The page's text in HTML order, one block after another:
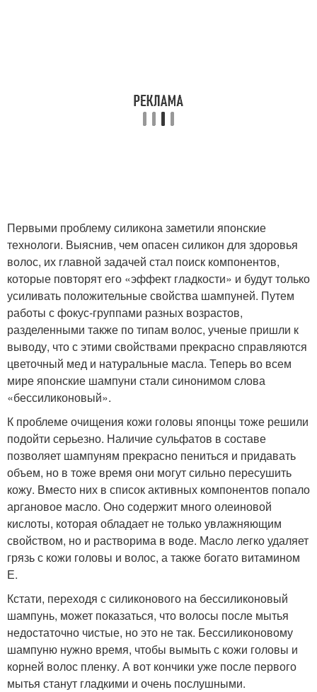
Первыми проблему силикона заметили японские
технологи. Выяснив, чем опасен силикон для здоровья
волос, их главной задачей стал поиск компонентов,
которые повторят его «эффект гладкости» и будут только
усиливать положительные свойства шампуней. Путем
работы с фокус-группами разных возрастов,
разделенными также по типам волос, ученые пришли к
выводу, что с этими свойствами прекрасно справляются
цветочный мед и натуральные масла. Теперь во всем
мире японские шампуни стали синонимом слова
«бессиликоновый».
К проблеме очищения кожи головы японцы тоже решили
подойти серьезно. Наличие сульфатов в составе
позволяет шампуням прекрасно пениться и придавать
объем, но в тоже время они могут сильно пересушить
кожу. Вместо них в список активных компонентов попало
аргановое масло. Оно содержит много олеиновой
кислоты, которая обладает не только увлажняющим
свойством, но и растворима в воде. Масло легко удаляет
грязь с кожи головы и волос, а также богато витамином
Е.
Кстати, переходя с силиконового на бессиликоновый
шампунь, может показаться, что волосы после мытья
недостаточно чистые, но это не так. Бессиликоновому
шампуню нужно время, чтобы вымыть с кожи головы и
корней волос пленку. А вот кончики уже после первого
мытья станут гладкими и очень послушными.